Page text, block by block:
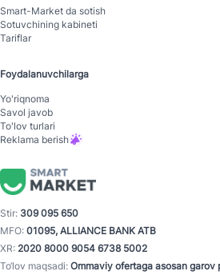
Smart-Mаrket da sotish
Sotuvchining kabineti
Tariflar
Foydalanuvchilarga
Yo'riqnoma
Savol javob
To'lov turlari
Reklama berish
Stir: 309 095 650
MFO: 01095, ALLIANCE BANK ATB
XR: 2020 8000 9054 6738 5002
To‘lov maqsadi: Ommaviy ofertaga asosan garov